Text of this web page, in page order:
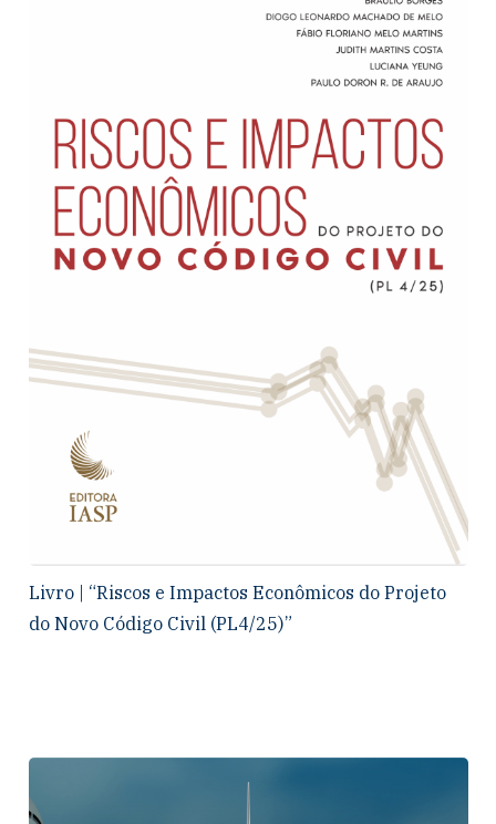
Livro | “Riscos e Impactos Econômicos do Projeto
do Novo Código Civil (PL4/25)”